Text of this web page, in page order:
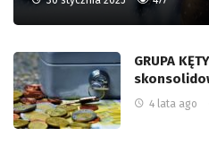
GRUPA
4 lata ago